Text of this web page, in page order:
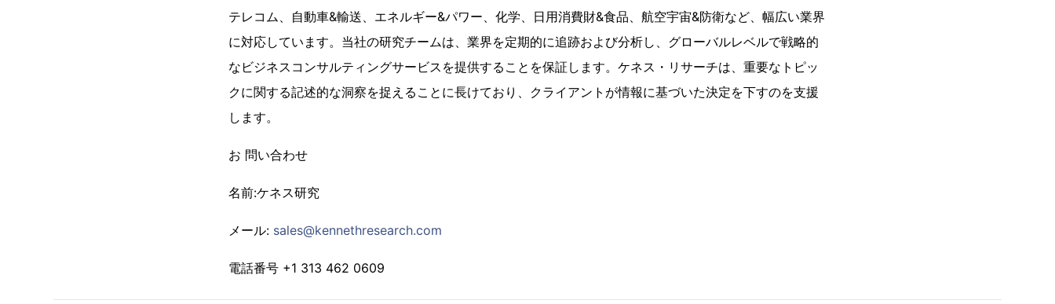
テレコム、自動車&輸送、エネルギー&パワー、化学、日用消費財&食品、航空宇宙&防衛など、幅広い業界
に対応しています。当社の研究チームは、業界を定期的に追跡および分析し、グローバルレベルで戦略的
なビジネスコンサルティングサービスを提供することを保証します。ケネス・リサーチは、重要なトピッ
クに関する記述的な洞察を捉えることに長けており、クライアントが情報に基づいた決定を下すのを支援
します。
お 問い合わせ
名前:ケネス研究
メール: sales@kennethresearch.com
電話番号 +1 313 462 0609